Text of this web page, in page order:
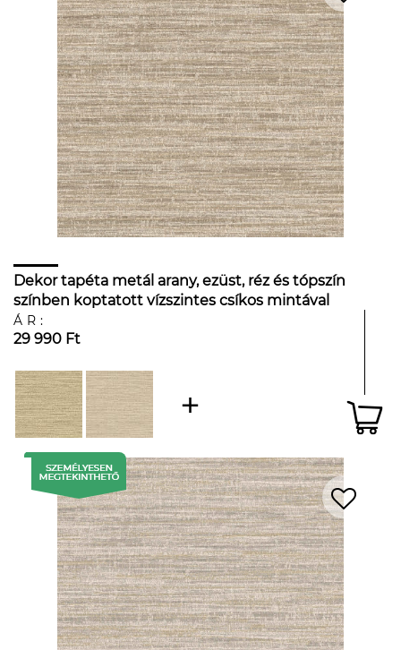
Dekor tapéta metál arany, ezüst, réz és tópszín
színben koptatott vízszintes csíkos mintával
ÁR:
29 990 Ft